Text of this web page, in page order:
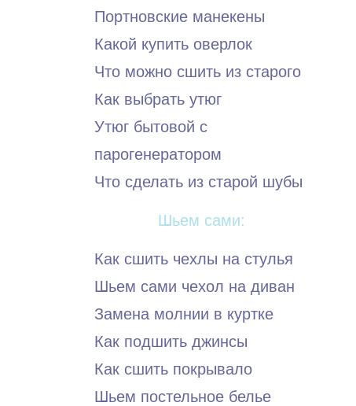
Портновские манекены
Какой купить оверлок
Что можно сшить из старого
Как выбрать утюг
Утюг бытовой с
парогенератором
Что сделать из старой шубы
Шьем сами:
Как сшить чехлы на стулья
Шьем сами чехол на диван
Замена молнии в куртке
Как подшить джинсы
Как сшить покрывало
Шьем постельное белье